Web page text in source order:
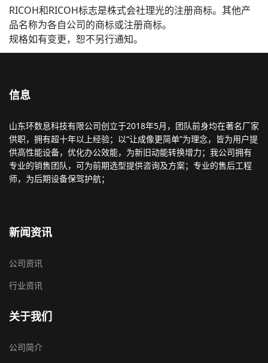
RICOH和RICOH标志是株式会社理光的注册商标。其他产
品名称为各自公司的商标或注册商标。
规格如有变更，恕不另行通知。
信息
山东环数息科技有限公司创立于2018年5月，团队前身均在著名厂家
供职，拥有超十年以上经验；以“让成像更简单”为理念，皆为用户提
供高性能设备，优化办公效能，为新旧动能转换增力；我公司拥有
专业的销售团队，可为前期选型提供咨询及方案；专业的售后工程
师，为后期设备保驾护航；
新闻资讯
公司资讯
行业资讯
关于我们
公司简介